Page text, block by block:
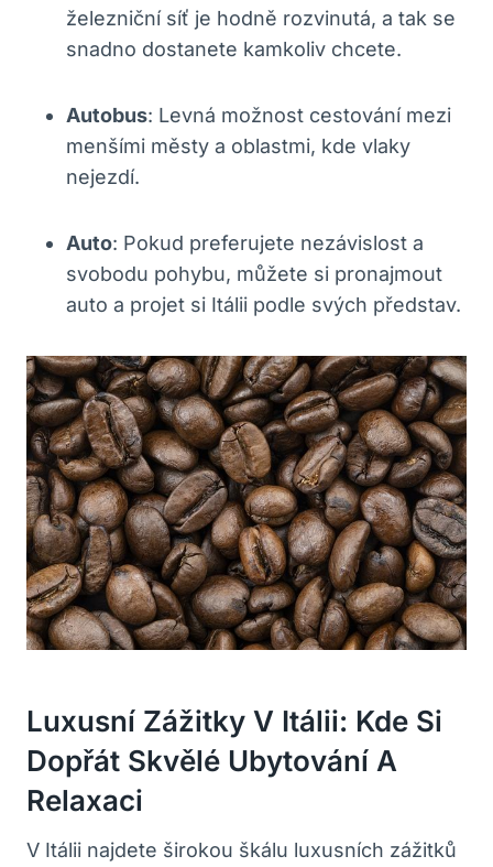
železniční síť je hodně rozvinutá, a tak se
snadno dostanete kamkoliv chcete.
Autobus: Levná možnost cestování mezi
menšími městy a oblastmi, kde vlaky
nejezdí.
Auto: Pokud preferujete nezávislost a
svobodu pohybu, můžete si pronajmout
auto a projet si Itálii podle svých představ.
Luxusní Zážitky V Itálii: Kde Si
Dopřát Skvělé Ubytování A
Relaxaci
V Itálii najdete širokou škálu luxusních zážitků